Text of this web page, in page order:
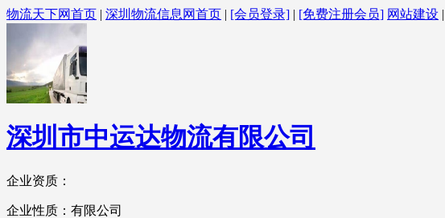
物流天下网首页 | 深圳物流信息网首页 | [会员登录] | [免费注册会员] 网站建设 |
深圳市中运达物流有限公司
企业资质：
企业性质：有限公司